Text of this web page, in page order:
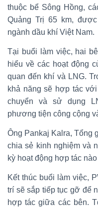
thuộc bể Sông Hồng,
Quảng Trị 65 km,
ngành dầu khí Việt Nam.
Tại buổi làm việc, hai
hiểu về các hoạt động
quan đến khí và LNG.
khả năng sẽ hợp tác
chuyển và sử dụng
phương tiện công cộng
Ông Pankaj Kalra, Tổng
chia sẻ kinh nghiệm và
kỳ hoạt động hợp tác
Kết thúc buổi làm việc,
trí sẽ sắp tiếp tục gỡ để
hợp tác giữa các bên.